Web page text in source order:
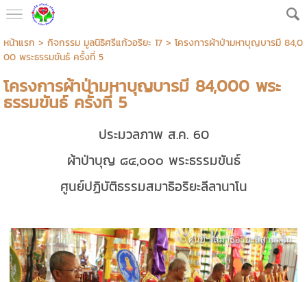
หน้าแรก > กิจกรรม มูลนิธิศรีแก้วอริยะ 17> โครงการผ้าป่ามหาบุญบารมี 84,0
00 พระธรรมขันธ์ ครั้งที่ 5
โครงการผ้าป่ามหาบุญบารมี 84,000 พระ
ธรรมขันธ์ ครั้งที่ 5
ประมวลภาพ ส.ค. 60
ผ้าป่าบุญ ๘๔,๐๐๐ พระธรรมขันธ์
ศูนย์ปฏิบัติธรรมสมาธิอริยะลีลานาโน